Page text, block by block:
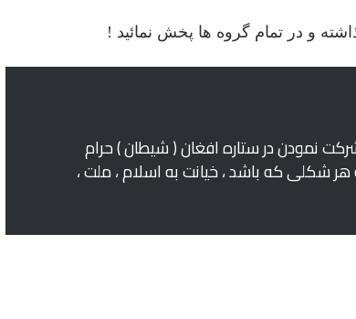
و در تمام گروه ها پخش نمائید !
نمودن در ستاره افغان ( شیطان ) حرام
شکلی که باشد ، خیانت به اسلام ، ملت ،